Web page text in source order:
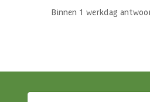
Binnen 1 werkdag